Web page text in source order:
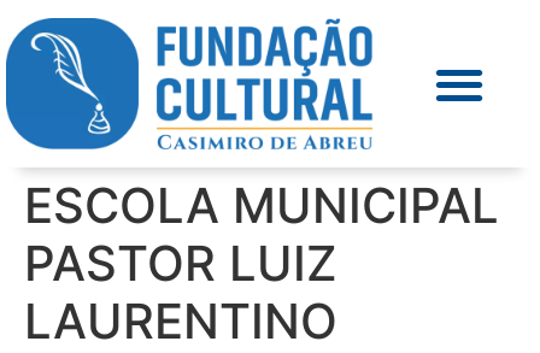
ESCOLA MUNICIPAL
PASTOR LUIZ
LAURENTINO